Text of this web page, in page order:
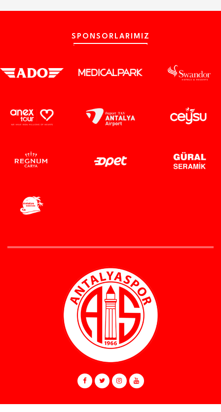
SPONSORLARIMIZ